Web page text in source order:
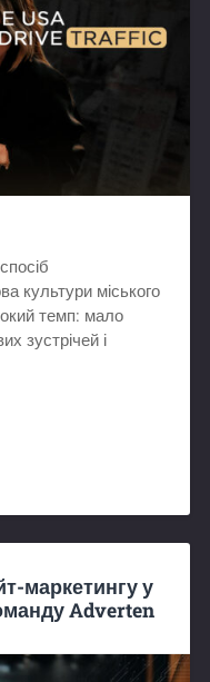
культури міського
темп: мало
зустрічей і
маркетингу у
Adverten